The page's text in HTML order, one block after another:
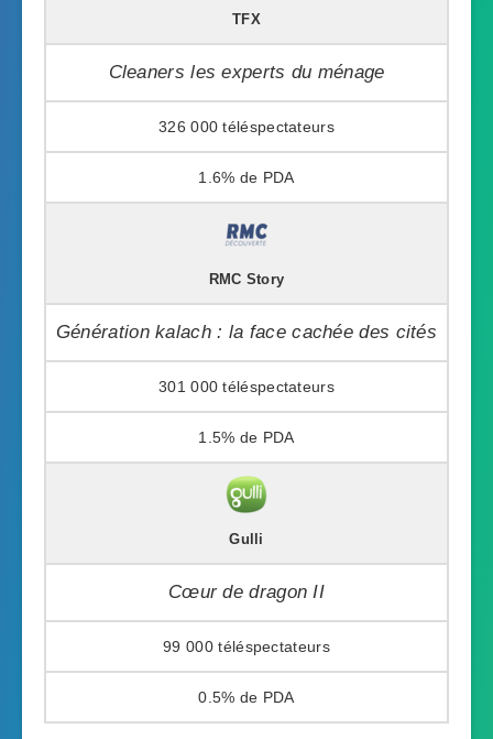
TFX
Cleaners les experts du ménage
326 000
1.6%
RMC Story
Génération kalach : la face cachée des cités
301 000
1.5%
Gulli
Cœur de dragon II
99 000
0.5%